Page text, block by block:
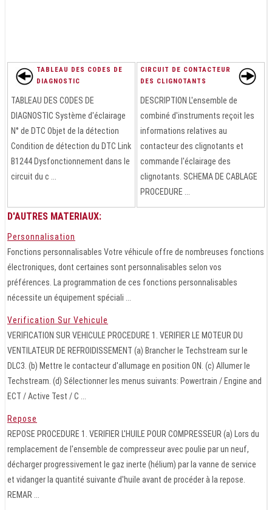
TABLEAU DES CODES DE
DIAGNOSTIC
TABLEAU DES CODES DE
DIAGNOSTIC Système d'éclairage
N° de DTC Objet de la détection
Condition de détection du DTC Link
B1244 Dysfonctionnement dans le
circuit du c ...
CIRCUIT DE CONTACTEUR
DES CLIGNOTANTS
DESCRIPTION L'ensemble de
combiné d'instruments reçoit les
informations relatives au
contacteur des clignotants et
commande l'éclairage des
clignotants. SCHEMA DE CABLAGE
PROCEDURE ...
D'AUTRES MATERIAUX:
Personnalisation
Fonctions personnalisables Votre véhicule offre de nombreuses fonctions
électroniques, dont certaines sont personnalisables selon vos
préférences. La programmation de ces fonctions personnalisables
nécessite un équipement spéciali ...
Verification Sur Vehicule
VERIFICATION SUR VEHICULE PROCEDURE 1. VERIFIER LE MOTEUR DU
VENTILATEUR DE REFROIDISSEMENT (a) Brancher le Techstream sur le
DLC3. (b) Mettre le contacteur d'allumage en position ON. (c) Allumer le
Techstream. (d) Sélectionner les menus suivants: Powertrain / Engine and
ECT / Active Test / C ...
Repose
REPOSE PROCEDURE 1. VERIFIER L'HUILE POUR COMPRESSEUR (a) Lors du
remplacement de l'ensemble de compresseur avec poulie par un neuf,
décharger progressivement le gaz inerte (hélium) par la vanne de service
et vidanger la quantité suivante d'huile avant de procéder à la repose.
REMAR ...